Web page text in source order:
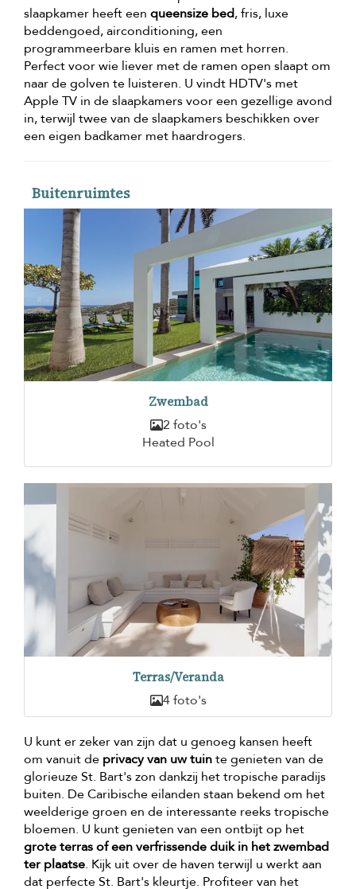
slaapkamer heeft een queensize bed, fris, luxe
beddengoed, airconditioning, een
programmeerbare kluis en ramen met horren.
Perfect voor wie liever met de ramen open slaapt om
naar de golven te luisteren. U vindt HDTV's met
Apple TV in de slaapkamers voor een gezellige avond
in, terwijl twee van de slaapkamers beschikken over
een eigen badkamer met haardrogers.
Buitenruimtes
Zwembad
2 foto's
Heated Pool
Terras/Veranda
4 foto's
U kunt er zeker van zijn dat u genoeg kansen heeft
om vanuit de privacy van uw tuinte genieten van de
glorieuze St. Bart's zon dankzij het tropische paradijs
buiten. De Caribische eilanden staan bekend om het
weelderige groen en de interessante reeks tropische
bloemen. U kunt genieten van een ontbijt op het
grote terras of een verfrissende duik in het zwembad
ter plaatse. Kijk uit over de haven terwijl u werkt aan
dat perfecte St. Bart's kleurtje. Profiteer van het